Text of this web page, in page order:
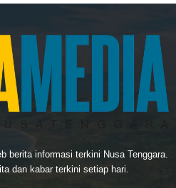
berita informasi terkini Nusa Tenggara.
dan kabar terkini setiap hari.